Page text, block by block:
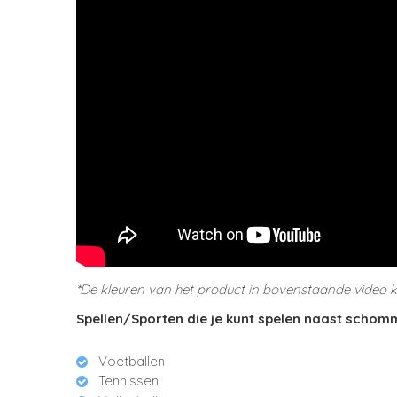
*De kleuren van het product in bovenstaande
Spellen/Sporten die je kunt spelen naast
Voetballen
Tennissen